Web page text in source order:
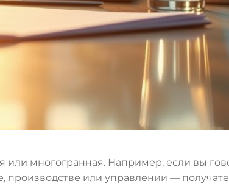
или многогранная. Например, если вы
производстве или управлении —